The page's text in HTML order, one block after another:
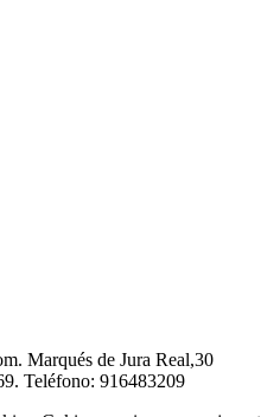
Marqués de Jura Real,30
Teléfono: 916483209